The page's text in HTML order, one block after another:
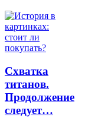
Схватка
титанов.
Продолжение
следует…